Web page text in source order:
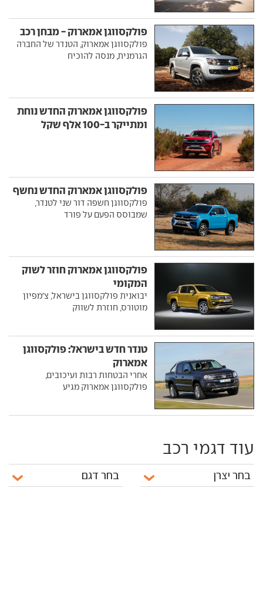
פולקסווגן אמארוק - מבחן רכב
פולקסווגן אמארוק, הטנדר של החברה
הגרמנית, מנסה להוכיח
פולקסווגן אמארוק החדש נוחת
ומתייקר ב-100 אלף שקל
פולקסווגן אמארוק החדש נחשף
פולקסווגן חשפה דור שני לטנדר,
שמבוסס הפעם על פורד
פולקסווגן אמארוק חוזר לשוק
המקומי
יבואנית פולקסווגן בישראל, צ'מפיון
מוטורס, חוזרת לשווק
טנדר חדש בישראל: פולקסווגן
אמארוק
אחרי הבטחות רבות ועיכובים,
פולקסווגן אמארוק מגיע
עוד דגמי רכב